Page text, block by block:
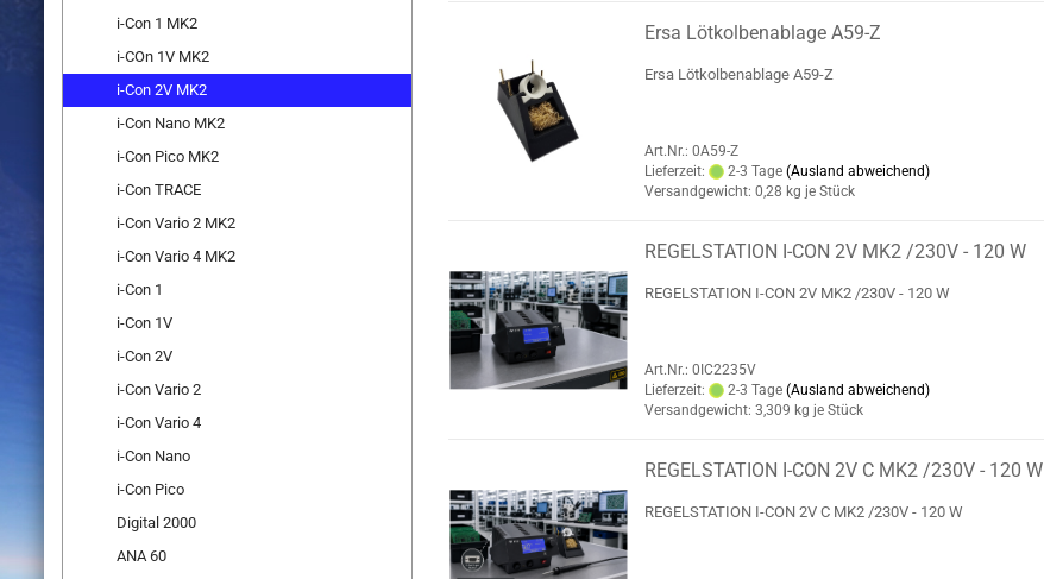
Ersa Lötkolbenablage A59-Z
Ersa Lötkolbenablage A59-Z
Art.Nr.: 0A59-Z
Lieferzeit:
2-3 Tage (Ausland abweichend)
Versandgewicht: 0,28 kg je Stück
REGELSTATION I-CON 2V MK2 /230V - 120 W
REGELSTATION I-CON 2V MK2 /230V - 120 W
Art.Nr.: 0IC2235V
Lieferzeit:
2-3 Tage (Ausland abweichend)
Versandgewicht: 3,309 kg je Stück
REGELSTATION I-CON 2V C MK2 /230V - 120 W
REGELSTATION I-CON 2V C MK2 /230V - 120 W
i-Con 1 MK2
i-COn 1V MK2
i-Con 2V MK2
i-Con Nano MK2
i-Con Pico MK2
i-Con TRACE
i-Con Vario 2 MK2
i-Con Vario 4 MK2
i-Con 1
i-Con 1V
i-Con 2V
i-Con Vario 2
i-Con Vario 4
i-Con Nano
i-Con Pico
Digital 2000
ANA 60